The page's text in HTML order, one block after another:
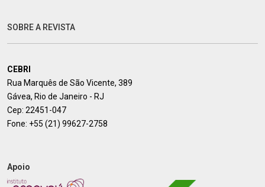
SOBRE A REVISTA
CEBRI
Rua Marquês de São Vicente, 389
Gávea, Rio de Janeiro - RJ
Cep: 22451-047
Fone: +55 (21) 99627-2758
Apoio